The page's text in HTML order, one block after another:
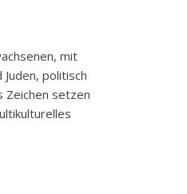
mit
politisch
Zeichen setzen